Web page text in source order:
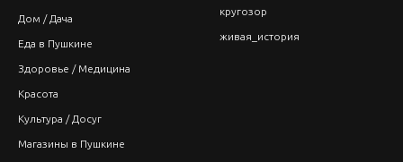
Дом / Дача
Еда в Пушкине
Здоровье / Медицина
Красота
Культура / Досуг
Магазины в Пушкине
кругозор
живая_история